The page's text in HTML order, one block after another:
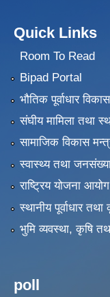
Quick Links
Room To Read
Bipad Portal
भौतिक पूर्वाधार
संघीय मामिला तथा
सामाजिक विकास
स्वास्थ्य तथा
राष्ट्रिय योजना आयोग
स्थानीय पूर्वाधार
भुमि व्यवस्था, कृषि
poll